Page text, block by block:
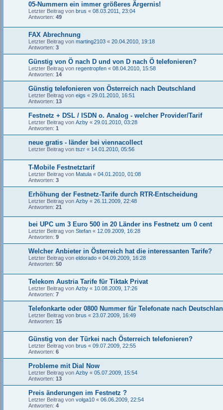
05-Nummern ein immer größeres Ärgernis!
Letzter Beitrag von brus « 08.03.2011, 23:04
Antworten: 49
FAX Abrechnung
Letzter Beitrag von marting2103 « 20.04.2010, 19:18
Antworten: 3
Günstig von Ö nach D und von D nach Ö telefonieren?
Letzter Beitrag von regentropfen « 08.04.2010, 15:58
Antworten: 14
Günstig telefonieren von Österreich nach Deutschland
Letzter Beitrag von eigs « 29.01.2010, 16:51
Antworten: 13
Festnetz + DSL / ISDN o. Analog - welcher Provider/Tarif
Letzter Beitrag von Azby « 29.01.2010, 03:28
Antworten: 1
neue gratis - länder bei viennacollect
Letzter Beitrag von tszr « 14.01.2010, 05:56
T-Mobile Festnetztarif
Letzter Beitrag von Matula « 04.01.2010, 01:08
Antworten: 3
Erhöhung der Festnetz-Tarife durch RTR-Entscheidung
Letzter Beitrag von Azby « 26.11.2009, 22:48
Antworten: 21
bei UPC um 3 Euro 500 in 20 Länder ins Festnetz um 0 cent
Letzter Beitrag von Stefan « 12.09.2009, 16:28
Antworten: 9
Welcher Anbieter in Österreich hat die interessanten Tarife?
Letzter Beitrag von eldorado « 04.09.2009, 16:28
Antworten: 50
Telekom Austria Tarife für Tiktak Privat
Letzter Beitrag von Azby « 10.08.2009, 17:26
Antworten: 7
Telefonkarte oder 0800 Nummer für Telefonate nach Deutschlan
Letzter Beitrag von brus « 23.07.2009, 16:49
Antworten: 15
Günstig von der Türkei nach Österreich telefonieren?
Letzter Beitrag von brus « 09.07.2009, 22:55
Antworten: 6
Probleme mit Dial Now
Letzter Beitrag von Azby « 05.07.2009, 15:54
Antworten: 13
Preis änderungen im Festnetz ?
Letzter Beitrag von volga10 « 06.06.2009, 22:54
Antworten: 4